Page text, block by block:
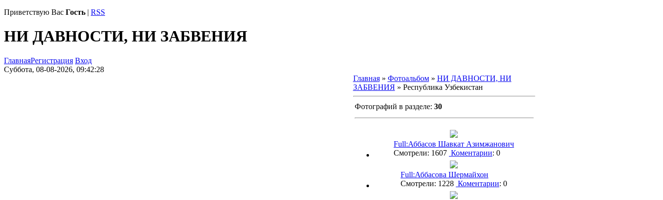
Приветствую Вас Гость | RSS
НИ ДАВНОСТИ, НИ ЗАБВЕНИЯ
ГлавнаяРегистрация Вход
Суббота, 08-08-2026, 09:42:28
Главная» Фотоальбом» НИ ДАВНОСТИ, НИ
ЗАБВЕНИЯ» Республика Узбекистан
Фотографий в разделе: 30
Full:Аббасов Шавкат Азимжанович
Смотрели: 1607 Коментарии: 0
Full:Аббасова Шермайхон
Смотрели: 1228 Коментарии: 0